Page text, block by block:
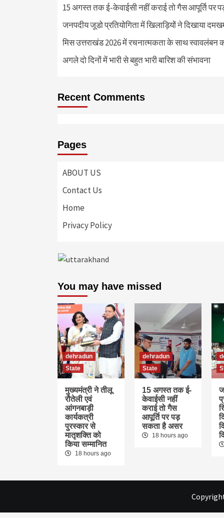
15 अगस्त तक ई-केवाईसी नहीं कराई तो गैस आपूर्ति पर
जनपदीय जूडो प्रतियोगिता में खिलाड़ियों ने दिखाया
मिस उत्तराखंड 2026 में रचनात्मकता के साथ स्वावलंबन
अगले दो दिनों में भारी से बहुत भारी बारिश की संभावना
Recent Comments
Pages
ABOUT US
Contact Us
Home
Privacy Policy
You may have missed
dehradun
State
मुख्यमंत्री ने तीलू
रौतेली एवं
आंगनबाड़ी
कार्यकत्री
पुरस्कार से
मातृशक्ति को
किया सम्मानित
18 hours ago
dehradun
State
15 अगस्त तक ई-
केवाईसी नहीं
कराई तो गैस
आपूर्ति पर पड़
सकता है असर
18 hours ago